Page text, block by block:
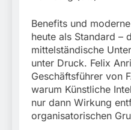
/
Benefits und
heute als Standard –
mittelständische
unter Druck. Felix
Geschäftsführer von
warum Künstliche
nur dann Wirkung
organisatorischen